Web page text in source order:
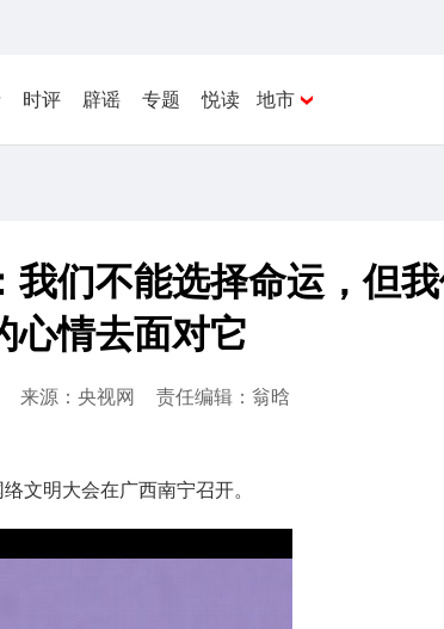
时评 辟谣 专题 悦读 地市
我们不能选择命运，但
心情去面对它
来源：央视网 责任编辑：翁晗
文明大会在广西南宁召开。